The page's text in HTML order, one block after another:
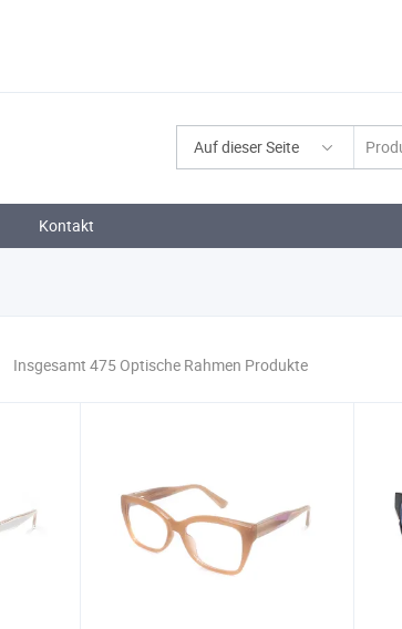
Auf dieser Seite
Kontakt
Insgesamt 475 Optische Rahmen Produkte